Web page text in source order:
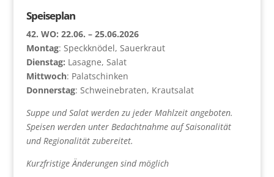
Speiseplan
42. WO: 22.06. – 25.06.2026
Montag: Speckknödel, Sauerkraut
Dienstag: Lasagne, Salat
Mittwoch: Palatschinken
Donnerstag: Schweinebraten, Krautsalat
Suppe und Salat werden zu jeder Mahlzeit angeboten.
Speisen werden unter Bedachtnahme auf Saisonalität
und Regionalität zubereitet.
Kurzfristige Änderungen sind möglich